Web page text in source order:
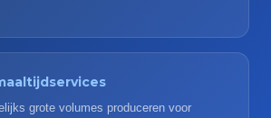
grote volumes produceren voor